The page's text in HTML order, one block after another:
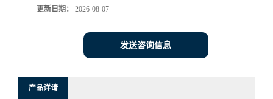
更新日期： 2026-08-07
发送咨询信息
产品详请